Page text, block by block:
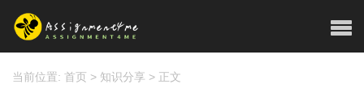
当前位置: 首页 > 知识分享 > 正文